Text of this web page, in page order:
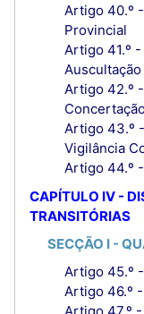
Artigo 40.º
Provincial
Artigo 41.º
Artigo 42.º
Artigo 43.º
Vigilância
Artigo 44.º
CAPÍTULO IV -
TRANSITÓRIAS
SECÇÃO I -
Artigo 45.º
Artigo 46.º